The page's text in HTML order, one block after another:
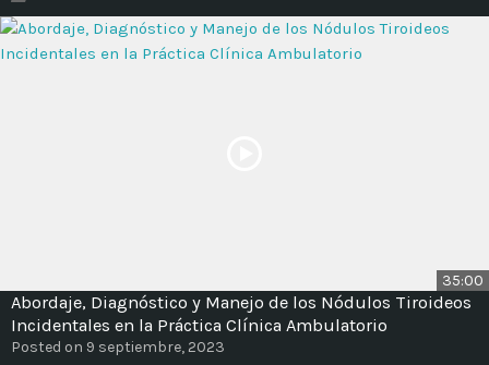
35:00
Abordaje, Diagnóstico y Manejo de los Nódulos Tiroideos
Incidentales en la Práctica Clínica Ambulatorio
Posted on 9 septiembre, 2023